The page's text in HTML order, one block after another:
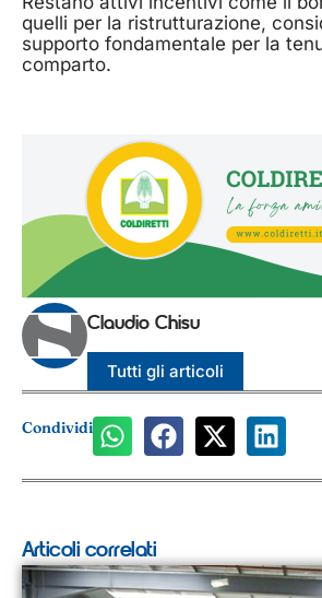
quelli per la ristrutturazione,
supporto fondamentale per la
comparto.
Claudio Chisu
Tutti gli articoli
Condividi
Articoli correlati